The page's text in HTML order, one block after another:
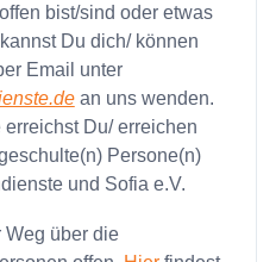
bist/sind oder etwas
Du dich/ können
Email unter
an uns wenden.
Du/ erreichen
Persone(n)
und Sofia e.V.
Weg über die